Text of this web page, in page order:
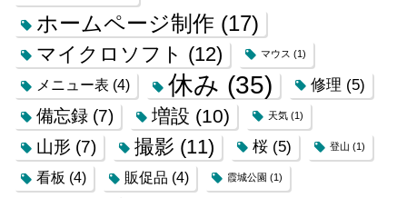
ホームページ制作 (17)
マイクロソフト (12) マウス (1)
メニュー表 (4) 休み (35) 修理 (5)
備忘録 (7) 増設 (10) 天気 (1)
山形 (7) 撮影 (11) 桜 (5) 登山 (1)
看板 (4) 販促品 (4) 霞城公園 (1)